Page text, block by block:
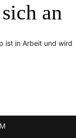
an
ist in Arbeit und wird